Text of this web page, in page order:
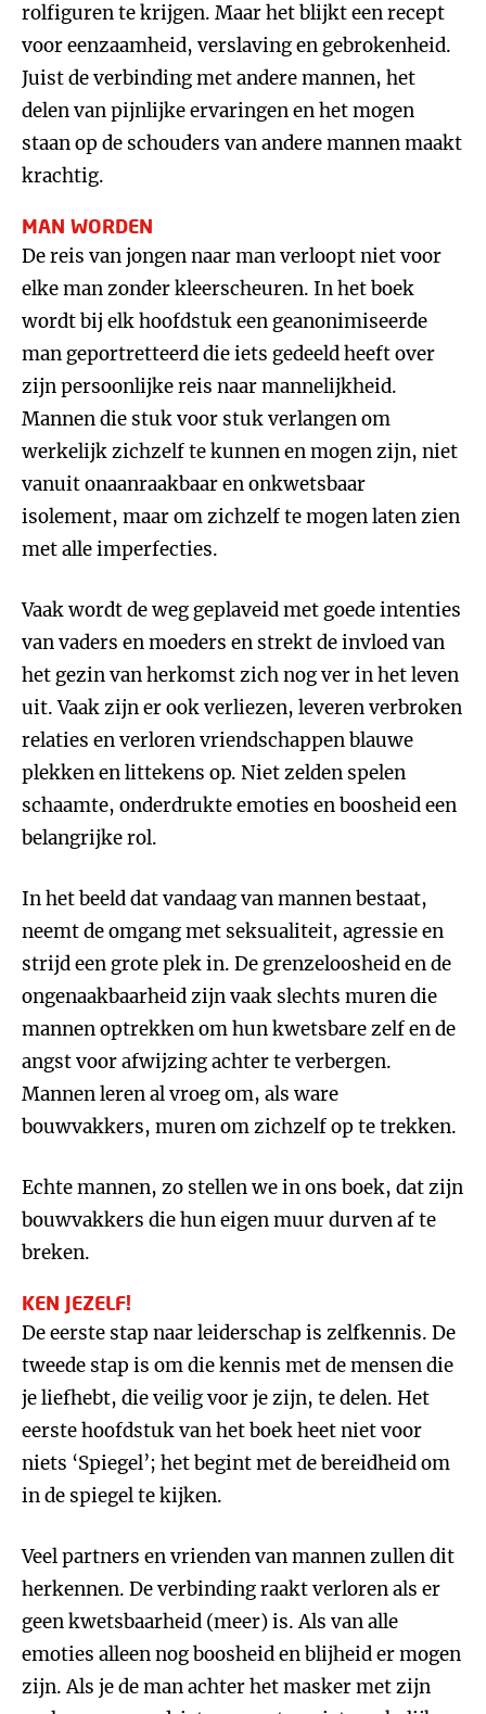
rolfiguren te krijgen. Maar het blijkt een recept
voor eenzaamheid, verslaving en gebrokenheid.
Juist de verbinding met andere mannen, het
delen van pijnlijke ervaringen en het mogen
staan op de schouders van andere mannen maakt
krachtig.
MAN WORDEN
De reis van jongen naar man verloopt niet voor
elke man zonder kleerscheuren. In het boek
wordt bij elk hoofdstuk een geanonimiseerde
man geportretteerd die iets gedeeld heeft over
zijn persoonlijke reis naar mannelijkheid.
Mannen die stuk voor stuk verlangen om
werkelijk zichzelf te kunnen en mogen zijn, niet
vanuit onaanraakbaar en onkwetsbaar
isolement, maar om zichzelf te mogen laten zien
met alle imperfecties.
Vaak wordt de weg geplaveid met goede intenties
van vaders en moeders en strekt de invloed van
het gezin van herkomst zich nog ver in het leven
uit. Vaak zijn er ook verliezen, leveren verbroken
relaties en verloren vriendschappen blauwe
plekken en littekens op. Niet zelden spelen
schaamte, onderdrukte emoties en boosheid een
belangrijke rol.
In het beeld dat vandaag van mannen bestaat,
neemt de omgang met seksualiteit, agressie en
strijd een grote plek in. De grenzeloosheid en de
ongenaakbaarheid zijn vaak slechts muren die
mannen optrekken om hun kwetsbare zelf en de
angst voor afwijzing achter te verbergen.
Mannen leren al vroeg om, als ware
bouwvakkers, muren om zichzelf op te trekken.
Echte mannen, zo stellen we in ons boek, dat zijn
bouwvakkers die hun eigen muur durven af te
breken.
KEN JEZELF!
De eerste stap naar leiderschap is zelfkennis. De
tweede stap is om die kennis met de mensen die
je liefhebt, die veilig voor je zijn, te delen. Het
eerste hoofdstuk van het boek heet niet voor
niets ‘Spiegel’; het begint met de bereidheid om
in de spiegel te kijken.
Veel partners en vrienden van mannen zullen dit
herkennen. De verbinding raakt verloren als er
geen kwetsbaarheid (meer) is. Als van alle
emoties alleen nog boosheid en blijheid er mogen
zijn. Als je de man achter het masker met zijn